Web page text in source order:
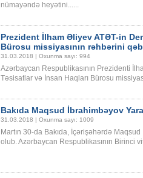
nümayəndə heyətini......
Prezident İlham Əliyev ATƏT-in
Bürosu missiyasının rəhbərini
31.03.2018 | Oxunma sayı: 994
Azərbaycan Respublikasının Prezidenti
Təsisatlar və İnsan Haqları Bürosu
Bakıda Maqsud İbrahimbəyov
31.03.2018 | Oxunma sayı: 1009
Martın 30-da Bakıda, İçərişəhərdə Maqsud
olub. Azərbaycan Respublikasının Birinci